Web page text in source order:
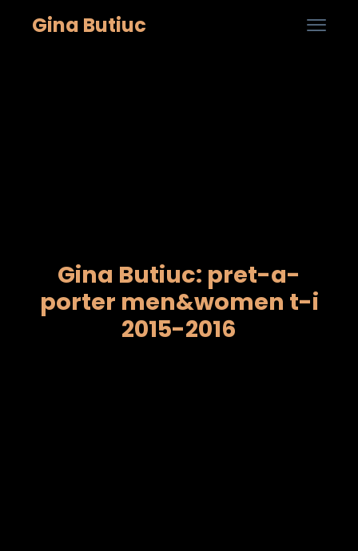
Gina Butiuc
Gina Butiuc: pret-a-
porter men&women t-i
2015-2016